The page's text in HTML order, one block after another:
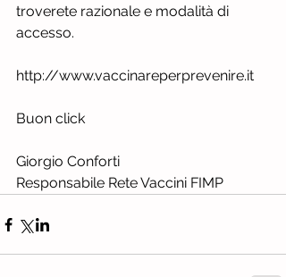
troverete razionale e modalità di
accesso.
http://www.vaccinareperprevenire.it
Buon click
Giorgio Conforti
Responsabile Rete Vaccini FIMP